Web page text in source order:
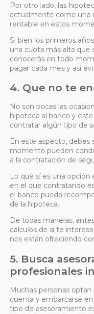
Por otro lado, las
actualmente como una
rentable en estos
Si bien los primeros
una cuota más alta que
conocerás en todo
pagar cada mes y así
4. Que no te
No son pocas las
hipoteca al banco y
contratar algún tipo de
En este aspecto, debes
momento pueden
a la contratación de
Lo que sí es una opción
en el que contratando
el banco pueda
de la hipoteca.
De todas maneras,
cálculos de si te
nos están ofreciendo
5. Busca
profesionales
Muchas personas
cuenta y embarcarse
tipo de asesoramiento